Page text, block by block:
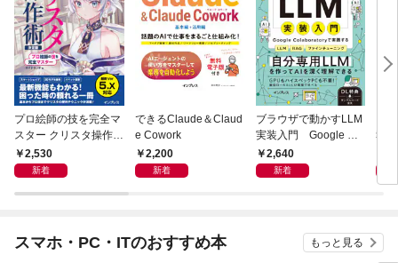
プロ絵師の技を完全マ
スター クリスタ操作術
決定版 改訂2版 CLIP S
TUDIO PAINT PRO/E
2,530
新着
できるClaude＆Claud
e Cowork
2,200
新着
ブラウザで動かすLLM
実装入門 Google Col
aboratoryで実践するL
LM・RAG・ファイン
2,640
新着
報
スマホ・PC・ITのおすすめ本 もっと見る